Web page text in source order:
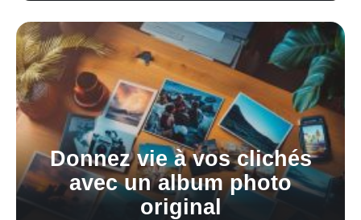
Donnez vie à vos clichés
avec un album photo
original